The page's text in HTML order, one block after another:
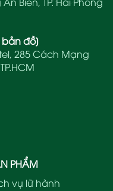
bản đồ]
285 Cách Mạng
PHẨM
vụ lữ hành